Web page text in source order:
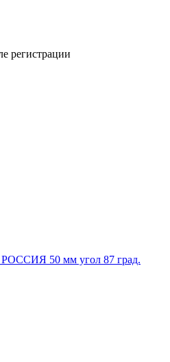
регистрации
50 мм угол 87 град.